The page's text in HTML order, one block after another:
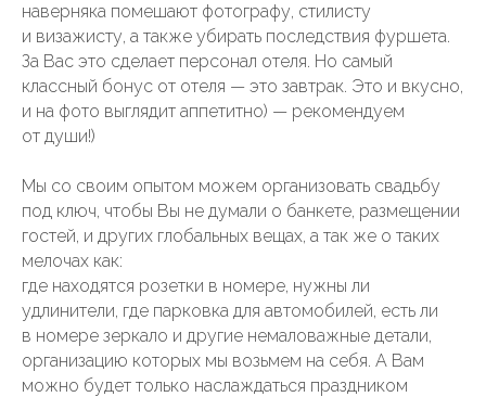
наверняка помешают фотографу, стилисту
и визажисту, а также убирать последствия фуршета.
За Вас это сделает персонал отеля. Но самый
классный бонус от отеля — это завтрак. Это и вкусно,
и на фото выглядит аппетитно) — рекомендуем
от души!)
Мы со своим опытом можем организовать свадьбу
под ключ, чтобы Вы не думали о банкете, размещении
гостей, и других глобальных вещах, а так же о таких
мелочах как:
где находятся розетки в номере, нужны ли
удлинители, где парковка для автомобилей, есть ли
в номере зеркало и другие немаловажные детали,
организацию которых мы возьмем на себя. А Вам
можно будет только наслаждаться праздником